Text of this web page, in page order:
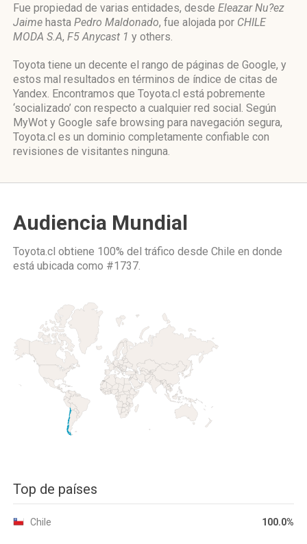
Fue propiedad de varias entidades, desde Eleazar Nu?ez
Jaime hasta Pedro Maldonado, fue alojada por CHILE
MODA S.A, F5 Anycast 1 y others.
Toyota tiene un decente el rango de páginas de Google, y
estos mal resultados en términos de índice de citas de
Yandex. Encontramos que Toyota.cl está pobremente
‘socializado’ con respecto a cualquier red social. Según
MyWot y Google safe browsing para navegación segura,
Toyota.cl es un dominio completamente confiable con
revisiones de visitantes ninguna.
Audiencia Mundial
Toyota.cl obtiene 100% del tráfico desde Chile en donde
está ubicada como #1737.
Top de países
Chile 100.0%